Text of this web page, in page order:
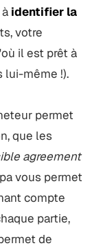
identifier la
votre
il est prêt à
lui-même !).
permet
que les
agreement
vous permet
compte
partie,
de